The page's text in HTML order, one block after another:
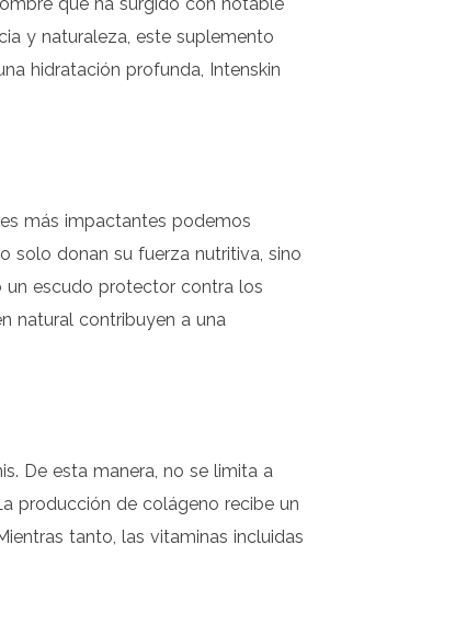
y naturaleza, este suplemento
hidratación profunda, Intenskin
más impactantes podemos
solo donan su fuerza nutritiva, sino
un escudo protector contra los
natural contribuyen a una
De esta manera, no se limita a
producción de colágeno recibe un
tanto, las vitaminas incluidas